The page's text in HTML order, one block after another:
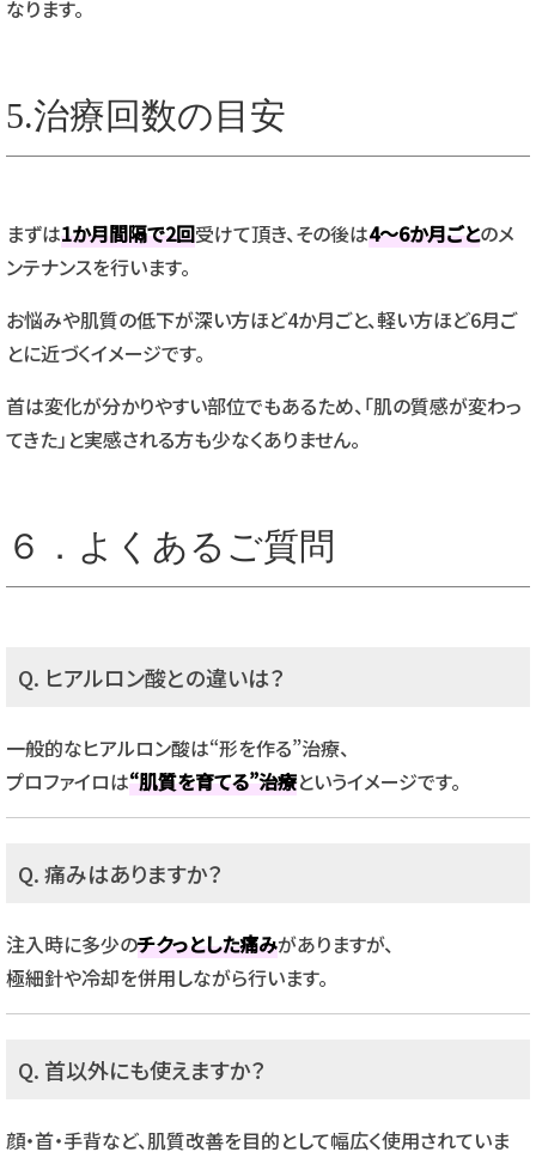
なります。
5.治療回数の目安
まずは1か月間隔で2回受けて頂き、その後は4～6か月ごとのメ
ンテナンスを行います。
お悩みや肌質の低下が深い方ほど4か月ごと、軽い方ほど6月ご
とに近づくイメージです。
首は変化が分かりやすい部位でもあるため、「肌の質感が変わっ
てきた」と実感される方も少なくありません。
６． よくあるご質問
Q. ヒアルロン酸との違いは？
一般的なヒアルロン酸は“形を作る”治療、
プロファイロは“肌質を育てる”治療というイメージです。
Q. 痛みはありますか？
注入時に多少のチクっとした痛みがありますが、
極細針や冷却を併用しながら行います。
Q. 首以外にも使えますか？
顔・首・手背など、肌質改善を目的として幅広く使用されていま